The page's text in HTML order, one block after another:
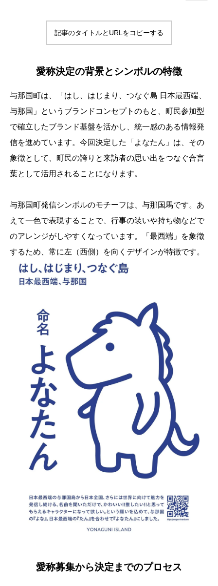
記事のタイトルとURLをコピーする
愛称決定の背景とシンボルの特徴
与那国町は、「はし、はじまり、つなぐ島 日本最西端、
与那国」というブランドコンセプトのもと、町民参加型
で確立したブランド基盤を活かし、統一感のある情報発
信を進めています。今回決定した「よなたん」は、その
象徴として、町民の誇りと来訪者の思い出をつなぐ合言
葉として活用されることになります。
与那国町発信シンボルのモチーフは、与那国馬です。あ
えて一色で表現することで、行事の装いや持ち物などで
のアレンジがしやすくなっています。「最西端」を象徴
するため、常に左（西側）を向くデザインが特徴です。
愛称募集から決定までのプロセス